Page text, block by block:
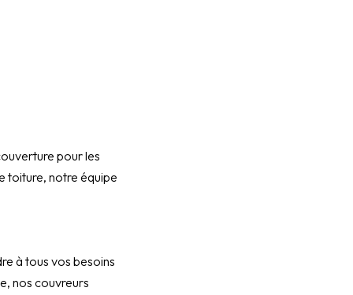
pour les
toiture, notre équipe
à tous vos besoins
nos couvreurs